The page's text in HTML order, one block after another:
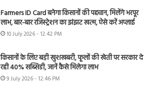
Farmers ID Card बनेगा किसानों की पहचान, मिलेंगे भरपूर
लाभ, बार-बार रजिस्ट्रेशन का झंझट खत्म, ऐसे करें अप्लाई
10 July 2026 - 12:42 PM
किसानों के लिए बड़ी खुशखबरी, फूलों की खेती पर सरकार दे
रही 40% सब्सिडी, जानें कैसे मिलेगा लाभ
9 July 2026 - 12:46 PM